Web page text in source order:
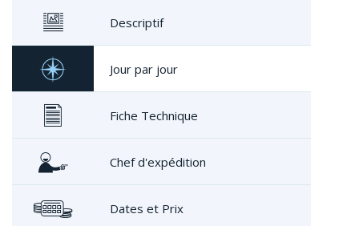
Descriptif
Jour par jour
Fiche Technique
Chef d'expédition
Dates et Prix